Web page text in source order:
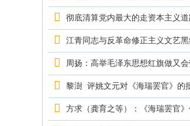
彻底清算党内最大的走资本主义
江青同志与反革命修正主义文艺
周扬：高举毛泽东思想红旗做又
黎澍 评姚文元对《海瑞罢官》的
方求（龚育之等）：《海瑞罢官